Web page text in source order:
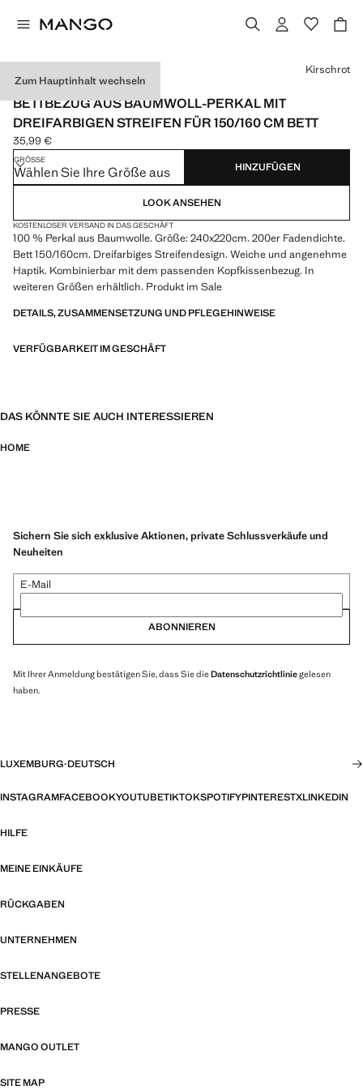
Zum Hauptinhalt wechseln
MADE IN SPAIN
BETTBEZUG AUS BAUMWOLL-PERKAL MIT
DREIFARBIGEN STREIFEN FÜR 150/160 CM BETT
Aktueller Preis [35,99 € ]
35,99 €
Wählen Sie eine Farbe
Kirschrot
GRÖSSE
Wählen Sie Ihre Größe aus HINZUFÜGEN
LOOK ANSEHEN
KOSTENLOSER VERSAND IN DAS GESCHÄFT
100 % Perkal aus Baumwolle. Größe: 240x220cm. 200er Fadendichte.
Bett 150/160cm. Dreifarbiges Streifendesign. Weiche und angenehme
Haptik. Kombinierbar mit dem passenden Kopfkissenbezug. In
weiteren Größen erhältlich. Produkt im Sale
DETAILS, ZUSAMMENSETZUNG UND PFLEGEHINWEISE
VERFÜGBARKEIT IM GESCHÄFT
DAS KÖNNTE SIE AUCH INTERESSIEREN
HOME
Sichern Sie sich exklusive Aktionen, private Schlussverkäufe und
Neuheiten
E-Mail
ABONNIEREN
Mit Ihrer Anmeldung bestätigen Sie, dass Sie dieDatenschutzrichtliniegelesen
haben.
LUXEMBURG·DEUTSCH
INSTAGRAMFACEBOOKYOUTUBETIKTOKSPOTIFYPINTERESTXLINKEDIN
HILFE
MEINE EINKÄUFE
RÜCKGABEN
UNTERNEHMEN
STELLENANGEBOTE
PRESSE
MANGO OUTLET
SITE MAP